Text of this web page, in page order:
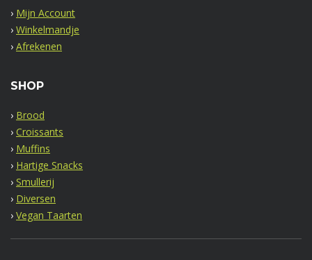
› Mijn Account
› Winkelmandje
› Afrekenen
SHOP
› Brood
› Croissants
› Muffins
› Hartige Snacks
› Smullerij
› Diversen
› Vegan Taarten